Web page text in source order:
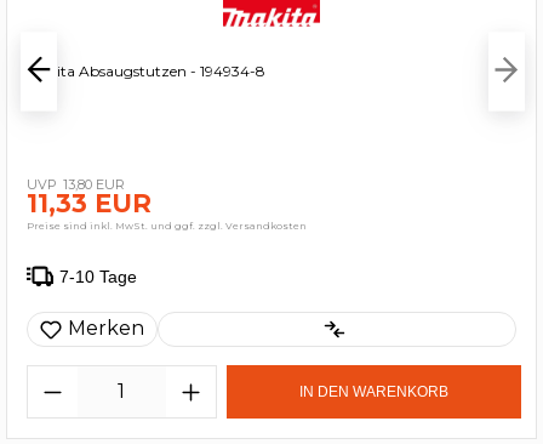
Makita Absaugstutzen - 194934-8
13,80 EUR
11,33 EUR
Preise sind inkl. MwSt. und ggf. zzgl. Versandkosten
7-10 Tage
Merken
IN DEN WARENKORB